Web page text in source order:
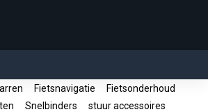
Fietsnavigatie
Fietsonderhoud
Snelbinders
stuur accessoires